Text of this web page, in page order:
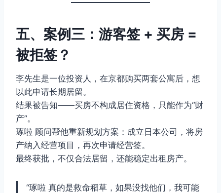
五、案例三：游客签 + 买房 =
被拒签？
李先生是一位投资人，在京都购买两套公寓后，想
以此申请长期居留。
结果被告知——买房不构成居住资格，只能作为“财
产”。
琢啦 顾问帮他重新规划方案：成立日本公司，将房
产纳入经营项目，再次申请经营签。
最终获批，不仅合法居留，还能稳定出租房产。
“琢啦 真的是救命稻草，如果没找他们，我可能